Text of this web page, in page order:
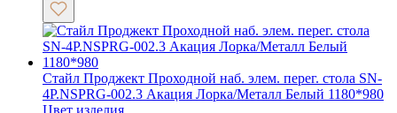
Стайл Проджект Проходной наб. элем. перег. стола SN-
4P.NSPRG-002.3 Акация Лорка/Металл Белый 1180*980
Цвет изделия